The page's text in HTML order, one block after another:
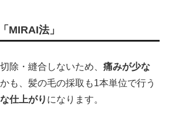
MIRAI法」
除・縫合しないため、 痛みが少な
も、髪の毛の採取も1本単位で行う
仕上がり になります。